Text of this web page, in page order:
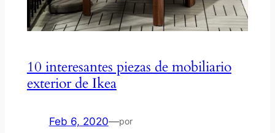
10 interesantes piezas de mobiliario
exterior de Ikea
Feb 6, 2020—por